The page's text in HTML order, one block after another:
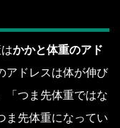
かかと体重のアド
アドレスは体が伸び
「つま先体重ではな
ま先体重になってい